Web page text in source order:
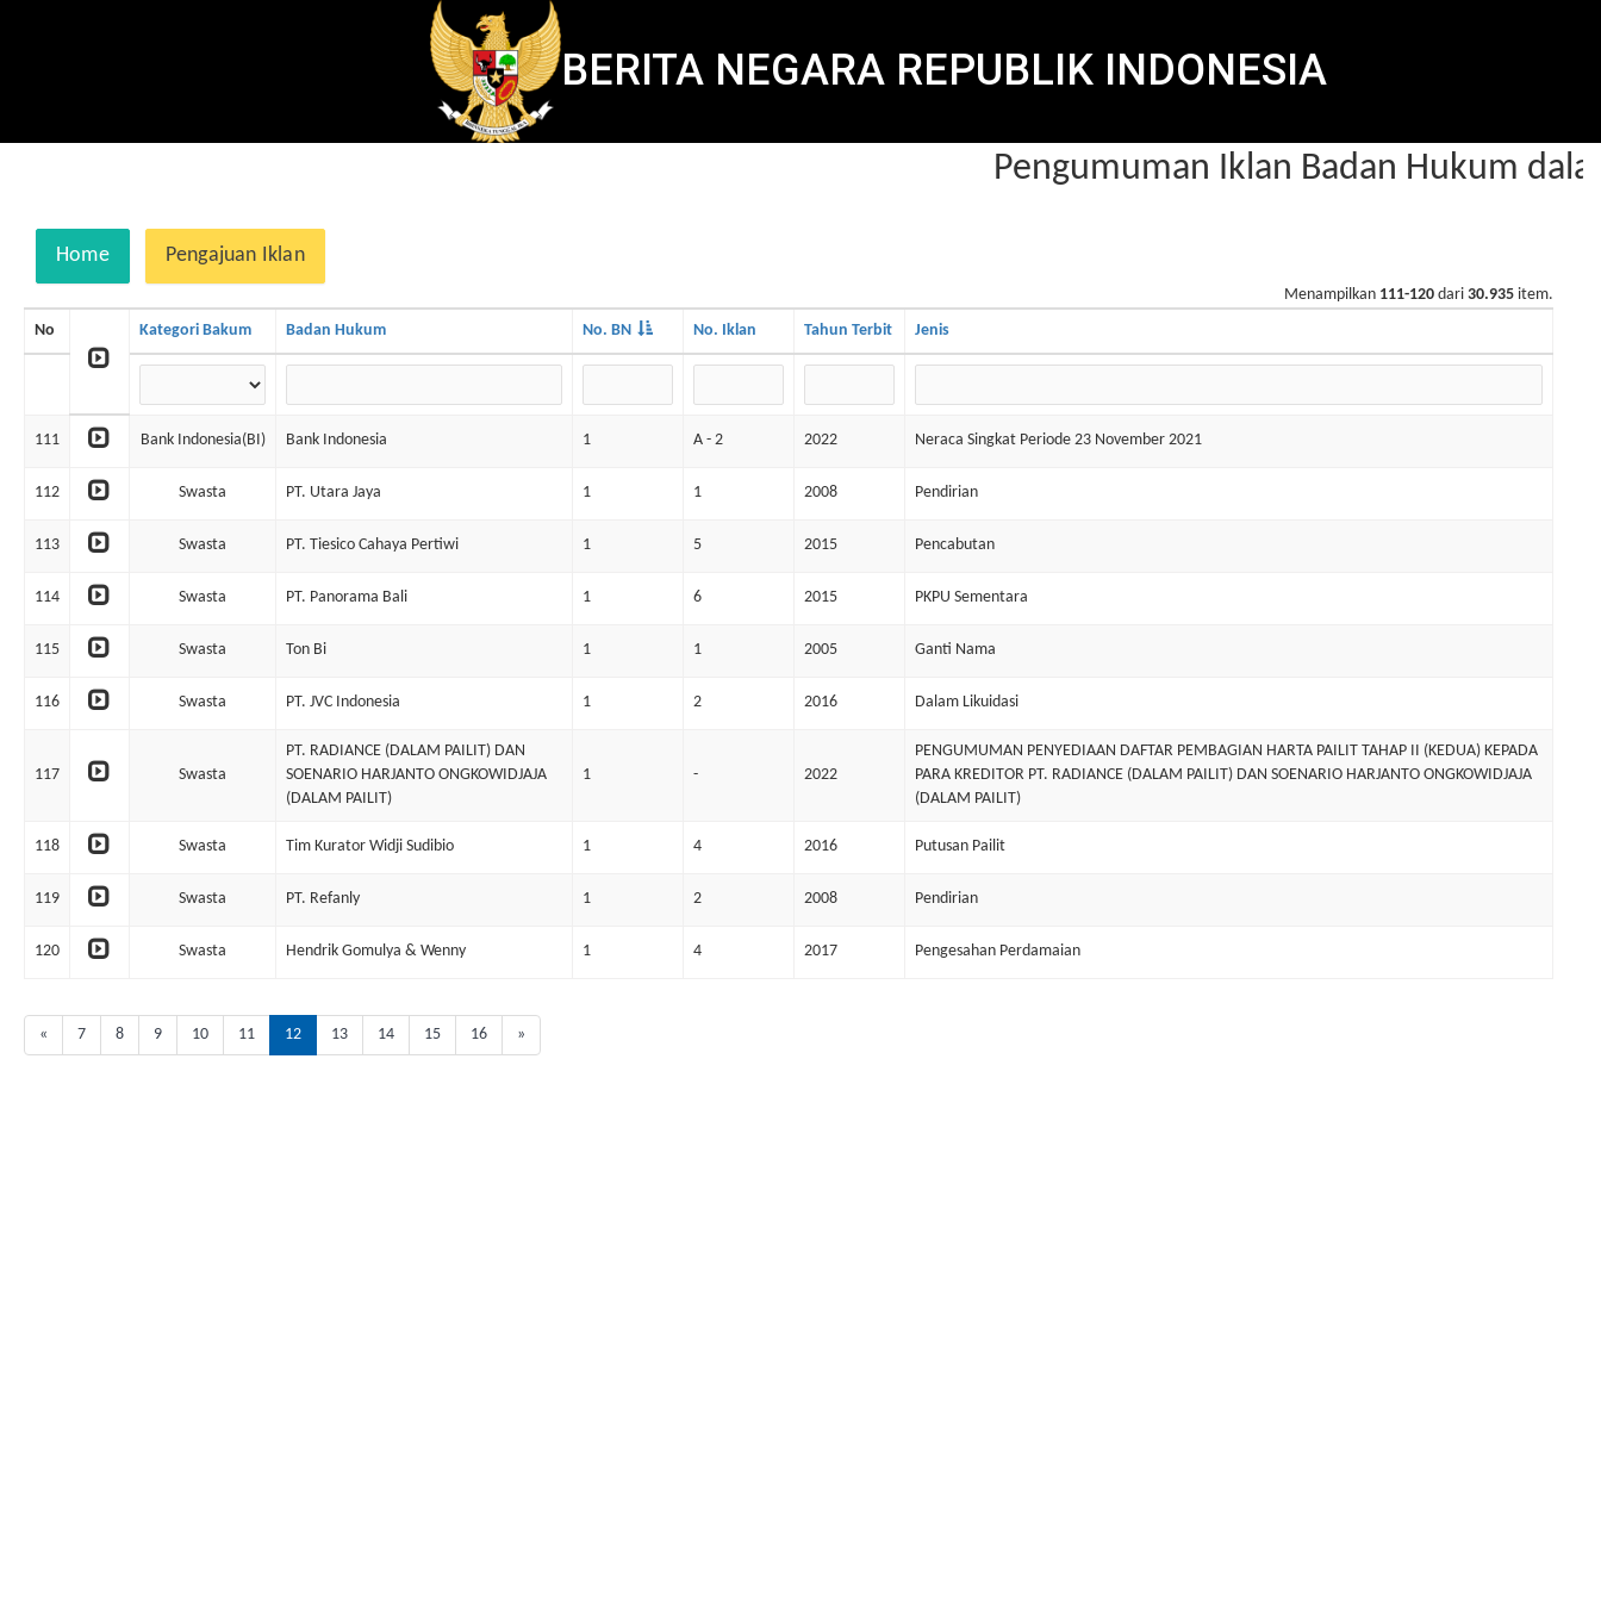
BERITA NEGARA REPUBLIK INDONESIA
Pengumuman Iklan Badan Hukum
Home Pengajuan Iklan
Menampilkan 111-120 dari 30.935 item.
No
Kategori Bakum Badan Hukum No. BN No. Iklan Tahun Terbit Jenis
111 Bank Indonesia(BI) Bank Indonesia 1 A - 2 2022 Neraca Singkat Periode 23 November 2021
112 Swasta PT. Utara Jaya 1 1 2008 Pendirian
113 Swasta PT. Tiesico Cahaya Pertiwi 1 5 2015 Pencabutan
114 Swasta PT. Panorama Bali 1 6 2015 PKPU Sementara
115 Swasta Ton Bi 1 1 2005 Ganti Nama
116 Swasta PT. JVC Indonesia 1 2 2016 Dalam Likuidasi
117 Swasta
PT. RADIANCE (DALAM PAILIT) DAN
SOENARIO HARJANTO ONGKOWIDJAJA
(DALAM PAILIT)
1 - 2022
PENGUMUMAN PENYEDIAAN DAFTAR PEMBAGIAN HARTA PAILIT TAHAP II (KEDUA) KEPADA
PARA KREDITOR PT. RADIANCE (DALAM PAILIT) DAN SOENARIO HARJANTO ONGKOWIDJAJA
(DALAM PAILIT)
118 Swasta Tim Kurator Widji Sudibio 1 4 2016 Putusan Pailit
119 Swasta PT. Refanly 1 2 2008 Pendirian
120 Swasta Hendrik Gomulya & Wenny 1 4 2017 Pengesahan Perdamaian
« 7 8 9 10 11 12 13 14 15 16 »